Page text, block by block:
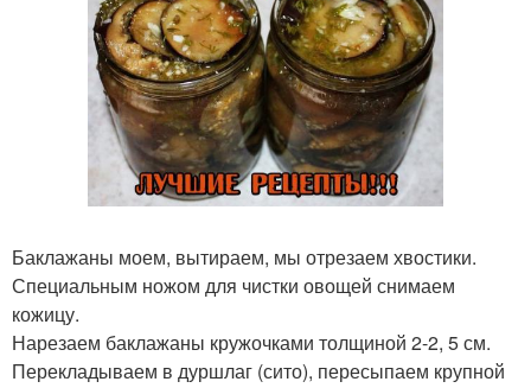
Баклажаны моем, вытираем, мы отрезаем хвостики.
Специальным ножом для чистки овощей снимаем
кожицу.
Нарезаем баклажаны кружочками толщиной 2-2, 5 см.
Перекладываем в дуршлаг (сито), пересыпаем крупной